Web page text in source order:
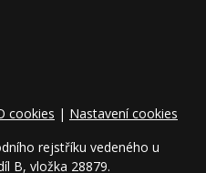
cookies | Nastavení cookies
rejstříku vedeného u
B, vložka 28879.